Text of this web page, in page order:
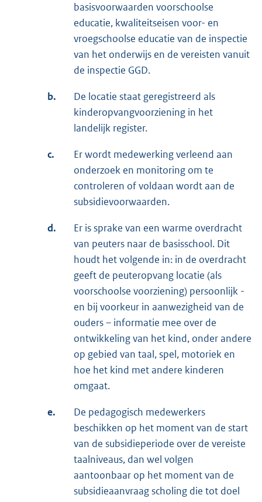
basisvoorwaarden voorschoolse
educatie, kwaliteitseisen voor- en
vroegschoolse educatie van de inspectie
van het onderwijs en de vereisten vanuit
de inspectie GGD.
b.
De locatie staat geregistreerd als
kinderopvangvoorziening in het
landelijk register.
c.
Er wordt medewerking verleend aan
onderzoek en monitoring om te
controleren of voldaan wordt aan de
subsidievoorwaarden.
d.
Er is sprake van een warme overdracht
van peuters naar de basisschool. Dit
houdt het volgende in: in de overdracht
geeft de peuteropvang locatie (als
voorschoolse voorziening) persoonlijk -
en bij voorkeur in aanwezigheid van de
ouders – informatie mee over de
ontwikkeling van het kind, onder andere
op gebied van taal, spel, motoriek en
hoe het kind met andere kinderen
omgaat.
e.
De pedagogisch medewerkers
beschikken op het moment van de start
van de subsidieperiode over de vereiste
taalniveaus, dan wel volgen
aantoonbaar op het moment van de
subsidieaanvraag scholing die tot doel